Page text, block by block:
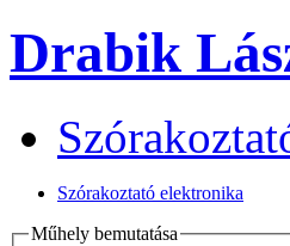
Drabik
Szórakoztató elektronika
Műhely bemutatása